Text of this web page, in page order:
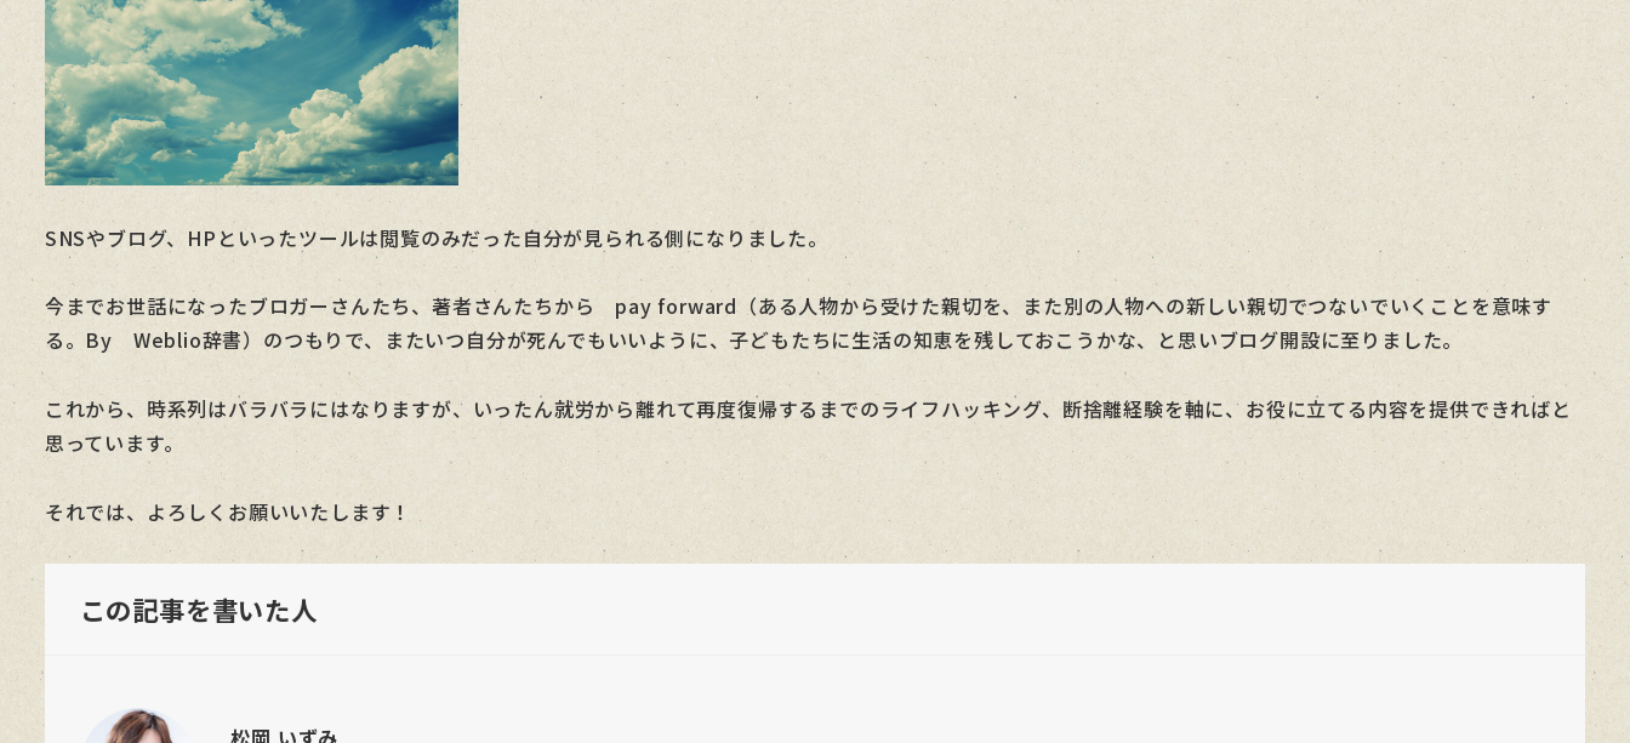
SNSやブログ、HPといったツールは閲覧のみだった自分が見られる側になりました。
今までお世話になったブロガーさんたち、著者さんたちから pay forward（ある人物から受けた親切を、また別の人物への新しい親切でつないでいくことを意味す
る。By Weblio辞書）のつもりで、またいつ自分が死んでもいいように、子どもたちに生活の知恵を残しておこうかな、と思いブログ開設に至りました。
これから、時系列はバラバラにはなりますが、いったん就労から離れて再度復帰するまでのライフハッキング、断捨離経験を軸に、お役に立てる内容を提供できればと
思っています。
それでは、よろしくお願いいたします！
この記事を書いた人
松岡 いずみ